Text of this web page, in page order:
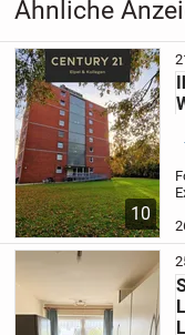
Ähnliche
10